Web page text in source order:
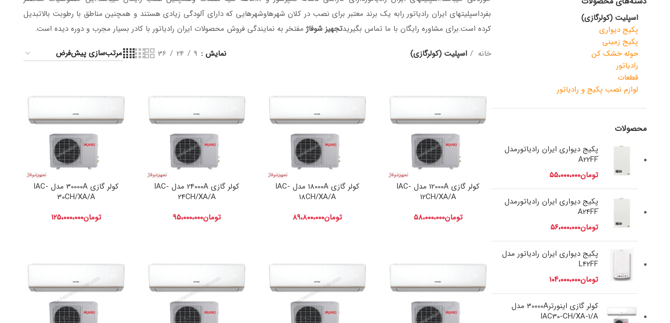
اسپلیت (کولرگازی)
پکیج دیواری
پکیج زمینی
حوله خشک کن
رادیاتور
قطعات
لوازم نصب پکیج و رادیاتور
محصولات
پکیج دیواری ایران رادیاتورمدل
تومان۵۵،۰۰۰،۰۰۰
پکیج دیواری ایران رادیاتورمدل
تومان۵۶،۰۰۰،۰۰۰
پکیج دیواری ایران رادیاتور مدل
L42FF
تومان۱۰۴،۰۰۰،۰۰۰
کولر گازی اینورتر30000A مدل
IAC30-CH/XA-1/A
بفرداسپلیتهای ایران رادیاتور رابه یک برند معتبر برای نصب در کلان شهرهاوشهرهایی که دارای آلودگی زیادی هستند و همچنین مناطق با رطوبت بالاتبدیل
کرده است.برای مشاوره رایگان با ما تماس بگیریدتجهیز شوفاژمفتخر به نمایندگی فروش محصولات ایران رادیاتور با کادر بسیار مجرب و دوره دیده است.
خانه اسپلیت (کولرگازی) نمایش 9
24
36
کولر گازی 12000A مدل IAC-
12CH/XA/A
تومان۵۸،۰۰۰،۰۰۰
کولر گازی 18000A مدل IAC-
18CH/XA/A
تومان۸۹،۸۰۰،۰۰۰
کولر گازی 24000A مدل IAC-
24CH/XA/A
تومان۹۵،۰۰۰،۰۰۰
کولر گازی 30000A مدل IAC-
30CH/XA/A
تومان۱۲۵،۰۰۰،۰۰۰